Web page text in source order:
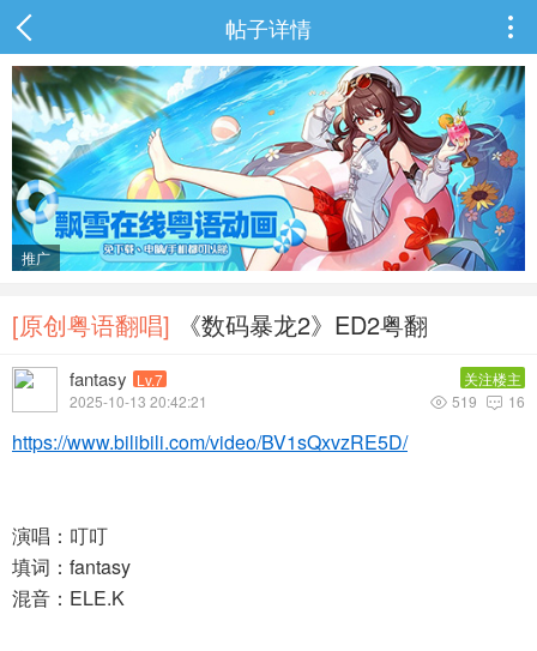
帖子详情 
推广
[原创粤语翻唱] 《数码暴龙2》ED2粤翻
fantasy Lv.7
关注楼主
2025-10-13 20:42:21
 16
 519
https://www.bilibili.com/video/BV1sQxvzRE5D/
演唱：叮叮
填词：fantasy
混音：ELE.K